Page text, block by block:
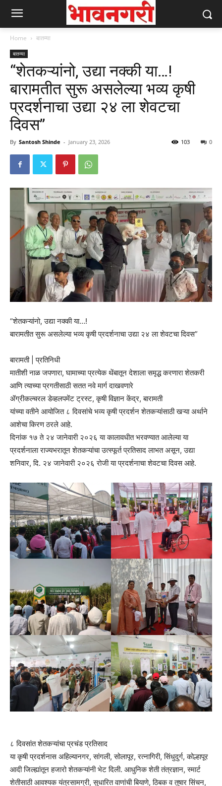
Home बातम्या
बातम्या
“शेतकऱ्यांनो, उद्या नक्की या…!
बारामतीत सुरू असलेल्या भव्य कृषी
प्रदर्शनाचा उद्या २४ ला शेवटचा
दिवस”
By Santosh Shinde - January 23, 2026 0
103
“शेतकऱ्यांनो, उद्या नक्की या…!
बारामतीत सुरू असलेल्या भव्य कृषी प्रदर्शनाचा उद्या २४ ला शेवटचा दिवस”
बारामती | प्रतिनिधी
मातीशी नाळ जपणारा, घामाच्या प्रत्येक थेंबातून देशाला समृद्ध करणारा शेतकरी
आणि त्याच्या प्रगतीसाठी सतत नवे मार्ग दाखवणारे
ॲग्रीकल्चरल डेव्हलपमेंट ट्रस्ट, कृषी विज्ञान केंद्र, बारामती
यांच्या वतीने आयोजित ८ दिवसांचे भव्य कृषी प्रदर्शन शेतकऱ्यांसाठी खऱ्या अर्थाने
आशेचा किरण ठरले आहे.
दिनांक १७ ते २४ जानेवारी २०२६ या कालावधीत भरवण्यात आलेल्या या
प्रदर्शनाला राज्यभरातून शेतकऱ्यांचा उत्स्फूर्त प्रतिसाद लाभत असून, उद्या
शनिवार, दि. २४ जानेवारी २०२६ रोजी या प्रदर्शनाचा शेवटचा दिवस आहे.
८ दिवसांत शेतकऱ्यांचा प्रचंड प्रतिसाद
या कृषी प्रदर्शनास अहिल्यानगर, सांगली, सोलापूर, रत्नागिरी, सिंधुदुर्ग, कोल्हापूर
आदी जिल्ह्यांतून हजारो शेतकऱ्यांनी भेट दिली. आधुनिक शेती तंत्रज्ञान, स्मार्ट
शेतीसाठी आवश्यक यंत्रसामग्री, सुधारित वाणांची बियाणे, ठिबक व तुषार सिंचन,